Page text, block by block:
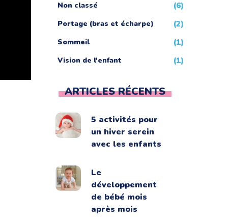
Non classé (6)
Portage (bras et écharpe) (2)
Sommeil (1)
Vision de l'enfant (1)
ARTICLES RÉCENTS
5 activités pour
un hiver serein
avec les enfants
Le
développement
de bébé mois
après mois